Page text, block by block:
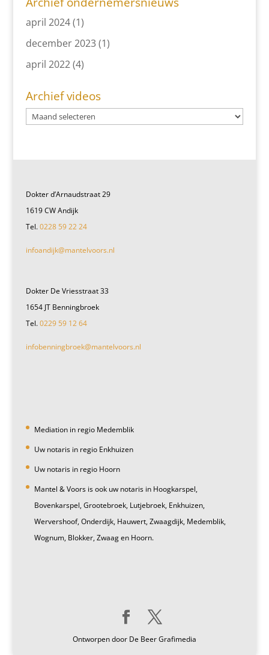
april 2024(1)
december 2023(1)
april 2022(4)
Archief videos
Dokter d’Arnaudstraat 29
1619 CW Andijk
Tel.0228 59 22 24
infoandijk@mantelvoors.nl
Dokter De Vriesstraat 33
1654 JT Benningbroek
Tel.0229 59 12 64
infobenningbroek@mantelvoors.nl
Mediation in regio Medemblik
Uw notaris in regio Enkhuizen
Uw notaris in regio Hoorn
Mantel & Voors is ook uw notaris in Hoogkarspel,
Bovenkarspel, Grootebroek, Lutjebroek, Enkhuizen,
Wervershoof, Onderdijk, Hauwert, Zwaagdijk, Medemblik,
Wognum, Blokker, Zwaag en Hoorn.
Ontworpen door De Beer Grafimedia